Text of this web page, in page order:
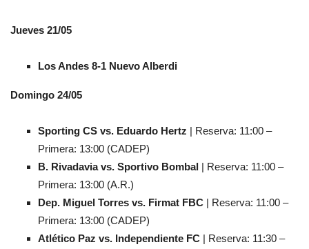
Jueves 21/05
Los Andes 8-1 Nuevo Alberdi
Domingo 24/05
Sporting CS vs. Eduardo Hertz | Reserva: 11:00 –
Primera: 13:00 (CADEP)
B. Rivadavia vs. Sportivo Bombal | Reserva: 11:00 –
Primera: 13:00 (A.R.)
Dep. Miguel Torres vs. Firmat FBC | Reserva: 11:00 –
Primera: 13:00 (CADEP)
Atlético Paz vs. Independiente FC | Reserva: 11:30 –